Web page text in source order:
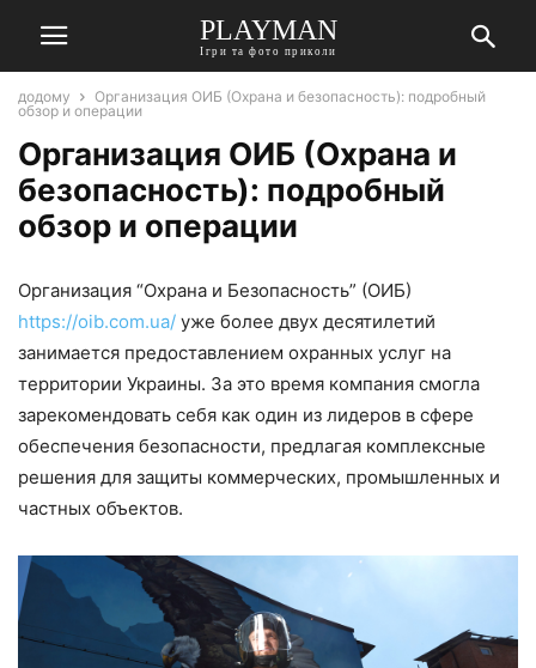
PLAYMAN
Ігри та фото приколи
додому
Организация ОИБ (Охрана и безопасность): подробный
обзор и операции
Организация ОИБ (Охрана и
безопасность): подробный
обзор и операции
Организация “Охрана и Безопасность” (ОИБ)
https://oib.com.ua/ уже более двух десятилетий
занимается предоставлением охранных услуг на
территории Украины. За это время компания смогла
зарекомендовать себя как один из лидеров в сфере
обеспечения безопасности, предлагая комплексные
решения для защиты коммерческих, промышленных и
частных объектов.